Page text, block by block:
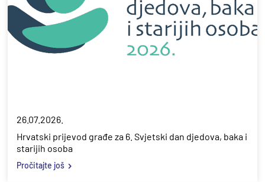
26.07.2026.
Hrvatski prijevod građe za 6. Svjetski dan djedova, baka i
starijih osoba
Pročitajte još